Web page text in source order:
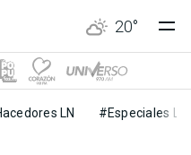
20°
LN #Especiales LN